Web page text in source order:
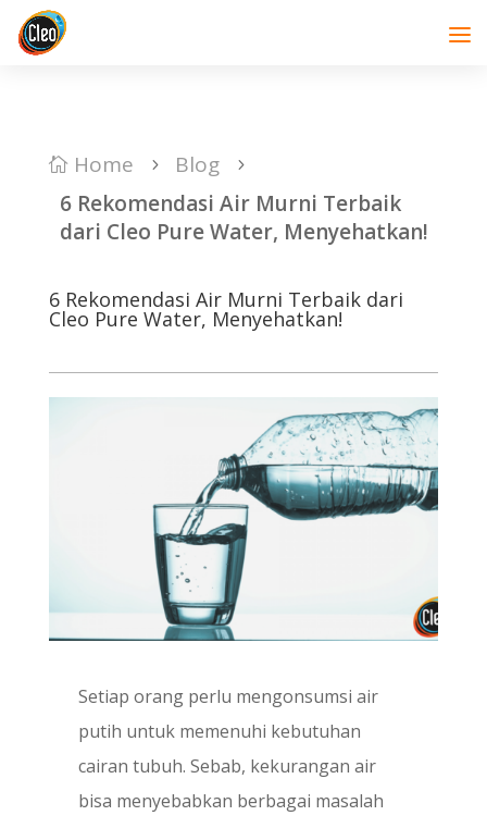
 Home 5 Blog 5
6 Rekomendasi Air Murni Terbaik
dari Cleo Pure Water, Menyehatkan!
6 Rekomendasi Air Murni Terbaik dari
Cleo Pure Water, Menyehatkan!
Setiap orang perlu mengonsumsi air
putih untuk memenuhi kebutuhan
cairan tubuh. Sebab, kekurangan air
bisa menyebabkan berbagai masalah